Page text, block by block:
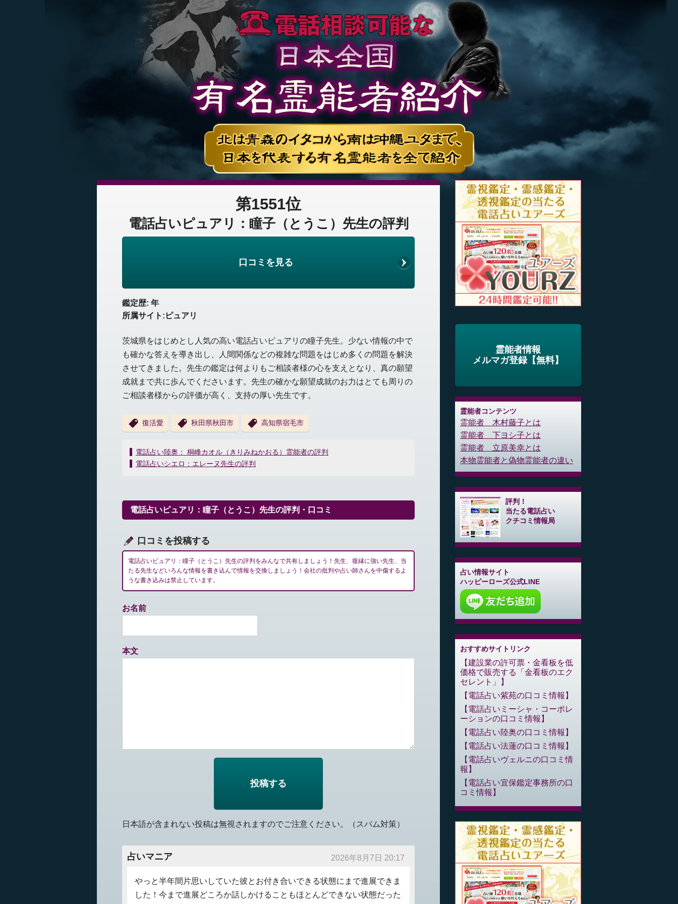
第1551位
電話占いピュアリ：瞳子（とうこ）先生の評判
口コミを見る
鑑定歴: 年
所属サイト:ピュアリ
茨城県をはじめとし人気の高い電話占いピュアリの瞳子先生。少ない情報の中で
も確かな答えを導き出し、人間関係などの複雑な問題をはじめ多くの問題を解決
させてきました。先生の鑑定は何よりもご相談者様の心を支えとなり、真の願望
成就まで共に歩んでくださいます。先生の確かな願望成就のお力はとても周りの
ご相談者様からの評価が高く、支持の厚い先生です。
復活愛 秋田県秋田市 高知県宿毛市
投
稿
ー
シ
ン
電話占い陸奥： 桐峰カオル（きりみねかおる）霊能者の評判
電話占いシエロ：エレーヌ先生の評判
電話占いピュアリ：瞳子（とうこ）先生の評判・口コミ
口コミを投稿する
電話占いピュアリ：瞳子（とうこ）先生の評判をみんなで共有しましょう！先生、復縁に強い先生、当
たる先生などいろんな情報を書き込んで情報を交換しましょう！会社の批判や占い師さんを中傷するよ
うな書き込みは禁止しています。
お名前
本文
日本語が含まれない投稿は無視されますのでご注意ください。（スパム対策）
占いマニア 2026年8月7日 20:17
やっと半年間片思いしていた彼とお付き合いできる状態にまで進展できま
した！今まで進展どころか話しかけることもほとんどできない状態だった
霊能者情報
メルマガ登録【無料】
霊能者コンテンツ
霊能者 木村藤子とは
霊能者 下ヨシ子とは
霊能者 立原美幸とは
本物霊能者と偽物霊能者の違い
評判！
当たる電話占い
クチコミ情報局
占い情報サイト
ハッピーローズ公式LINE
おすすめサイトリンク
建設業の許可票・金看板を低
価格で販売する「金看板のエク
セレント」
電話占い紫苑の口コミ情報
電話占いミーシャ・コーポレ
ーションの口コミ情報
電話占い陸奥の口コミ情報
電話占い法蓮の口コミ情報
電話占いヴェルニの口コミ情
報
電話占い宜保鑑定事務所の口
コミ情報